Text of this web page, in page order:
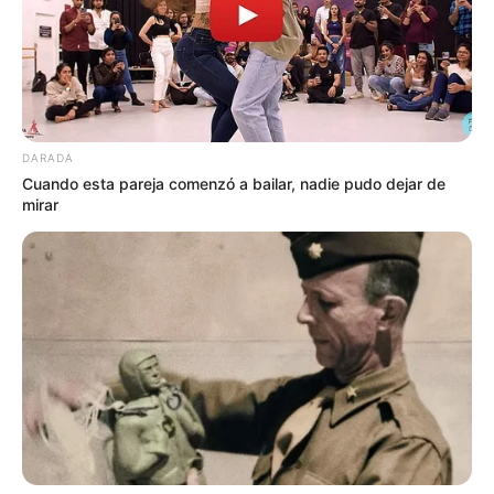
El proceso penal inició en el año 2012 cuando la Fiscalía
General vinculó formalmente a Efraín Fandiño Marín, Luis
Argemiro Velasco Ariza, Jairo Antonio Montero Fernández
y William Martínez por el delito de fraude procesal. Pese a
que en fallo de primera instancia fueron absueltos seis
DARADA
Cuando esta pareja comenzó a bailar, nadie pudo dejar de
mirar